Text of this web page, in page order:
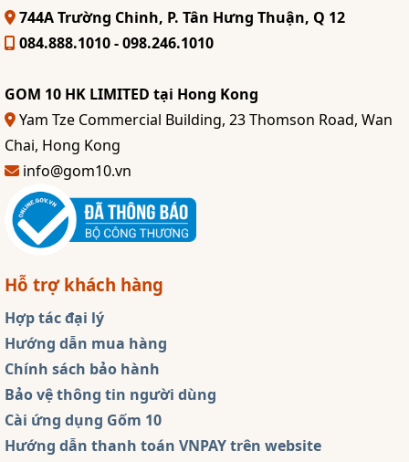
744A Trường Chinh, P. Tân Hưng Thuận, Q 12
084.888.1010 - 098.246.1010
GOM 10 HK LIMITED tại Hong Kong
Yam Tze Commercial Building, 23 Thomson Road, Wan
Chai, Hong Kong
info@gom10.vn
Hỗ trợ khách hàng
Hợp tác đại lý
Hướng dẫn mua hàng
Chính sách bảo hành
Bảo vệ thông tin người dùng
Cài ứng dụng Gốm 10
Hướng dẫn thanh toán VNPAY trên website